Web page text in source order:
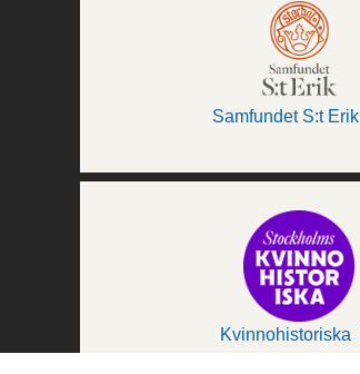
Samfundet S:t Erik
Kvinnohistoriska